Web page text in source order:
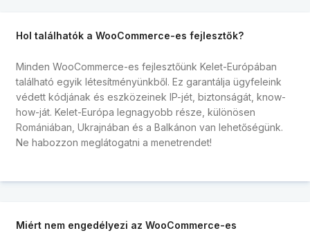
Hol találhatók a WooCommerce-es fejlesztők?
Minden WooCommerce-es fejlesztőünk Kelet-Európában
található egyik létesítményünkből. Ez garantálja ügyfeleink
védett kódjának és eszközeinek IP-jét, biztonságát, know-
how-ját. Kelet-Európa legnagyobb része, különösen
Romániában, Ukrajnában és a Balkánon van lehetőségünk.
Ne habozzon meglátogatni a menetrendet!
Miért nem engedélyezi az WooCommerce-es